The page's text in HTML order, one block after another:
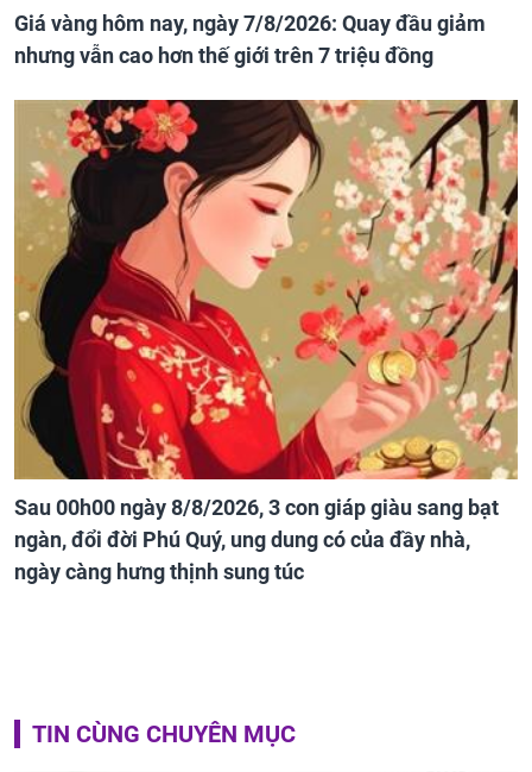
Giá vàng hôm nay, ngày 7/8/2026: Quay đầu giảm
nhưng vẫn cao hơn thế giới trên 7 triệu đồng
Sau 00h00 ngày 8/8/2026, 3 con giáp giàu sang bạt
ngàn, đổi đời Phú Quý, ung dung có của đầy nhà,
ngày càng hưng thịnh sung túc
TIN CÙNG CHUYÊN MỤC